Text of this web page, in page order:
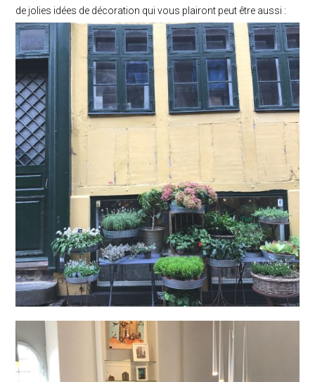
de jolies idées de décoration qui vous plairont peut être aussi :